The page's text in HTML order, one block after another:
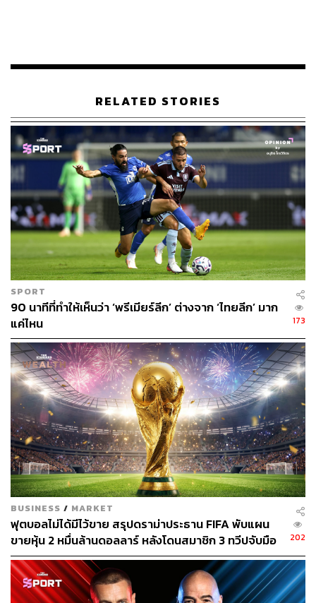
ไม่ได้ใกล้เคียงที่จะตกลงกันได้ตามกระแสข่าวที่เกิดขึ้นแต่
ค่าตัวที่สูงเกินไปสำหรับสถานการณ์นี้ เช่นกันกับค่าเหนื่อยที่
สโมสรมีบทเรียนไม่น้อยจากการให้ค่าเหนื่อยมหาศาลกับ อ
เล็กซิส ซานเชซ
สิ่งที่จะเกิดขึ้นหลังจากนี้ตามรายงานข่าวของ BBC คือการ
เจรจาที่ตึงเครียด โดยทางแมนฯ ยูไนเต็ดมีจุดยืนที่ต้องการให้
ดอร์ทมุนด์ลดค่าตัวลง ขณะที่ทีมดังบุนเดสลีกาก็ต้องการจะ
ได้ค่าตัวตามที่ได้แจ้งไปเท่านั้น ซึ่งหากไม่สามารถหาตรง
กลางร่วมกันได้ทันเวลาการย้ายทีมจะไม่เกิดขึ้น
แมนฯ ยูไนเต็ดยังมีเป้าหมายสำรองอย่าง คิงสลีย์ โกม็อง ปีก
ดาวเด่นของบาเยิร์น มิวนิก ที่มีข่าวให้ความสนใจอยู่เนืองๆ
ดังนั้น การเจรจาจะออกมาหน้าไหนยังเป็นสิ่งที่ต้องติดตามกัน
อย่างใกล้ชิด
เหตุผลที่ผีแดงควรทุ่มเพื่อซานโช
ไม่ว่าจะต่อรองค่าตัวได้แค่ไหน แต่ความเป็นไปได้คือการที่
แมนฯ ยูไนเต็ดจะต้องจ่ายเงินมหาศาลในสถานการณ์โรค
ระบาดที่ทุกสโมสรได้รับผลกระทบอย่างรุนแรง
แต่ดูเหมือนว่ามันเป็นจำนวนเงินที่อาจคุ้มค่าสำหรับการเดิม
พันครั้งใหญ่
เป้าหมายของยูไนเต็ดอยู่ที่การกลับมาทวงความยิ่งใหญ่ใน
วงการฟุตบอลอังกฤษคืนอีกครั้ง ซึ่งซานโชจะเป็นหนึ่งใน
กำลังสำคัญของทีมร่วมกับอองโตนี มาร์กซิยาล, มาร์คัส
แรชฟอร์ดรวมถึงไอ้หนูมหัศจรรย์ เมสัน กรีนวูด ที่แจ้งเกิดได้
อย่างสวยงามในฤดูกาลที่ผ่านมา
RELATED STORIES
SPORT
90 นาทีที่ทำให้เห็นว่า ‘พรีเมียร์ลีก’ ต่างจาก ‘ไทยลีก’ มาก
แค่ไหน
173
BUSINESS / MARKET
ฟุตบอลไม่ได้มีไว้ขาย สรุปดราม่าประธาน FIFA พับแผน
ขายหุ้น 2 หมื่นล้านดอลลาร์ หลังโดนสมาชิก 3 ทวีปจับมือ
คว่ำบาตร
202